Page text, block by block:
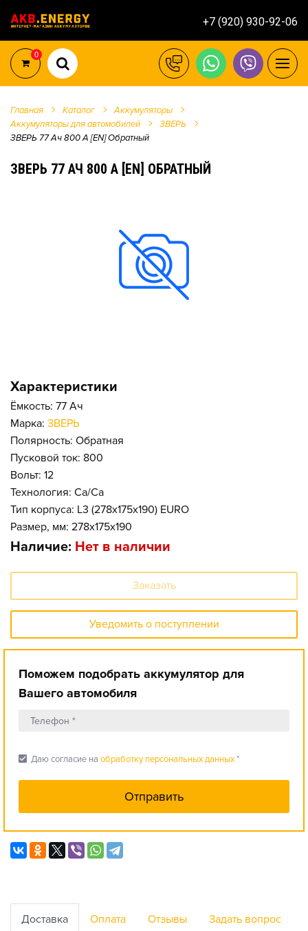
+7 (920) 930-92-06
0
Главная Каталог
Аккумуляторы
Аккумуляторы для автомобилей
ЗВЕРЬ
ЗВЕРЬ 77 Ач 800 А [EN] Обратный
ЗВЕРЬ 77 АЧ 800 А [EN] ОБРАТНЫЙ
Характеристики
Ёмкость: 77 Ач
Марка: ЗВЕРЬ
Полярность: Обратная
Пусковой ток: 800
Вольт: 12
Технология: Ca/Ca
Тип корпуса: L3 (278x175x190) EURO
Размер, мм: 278x175x190
Наличие: Нет в наличии
Заказать
Уведомить о поступлении
Поможем подобрать аккумулятор для
Вашего автомобиля
check_box Даю согласие на обработку персональных данных*
Доставка Оплата Отзывы Задать вопрос